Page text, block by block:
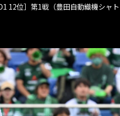
位］第1戦（豊田自動織機シャ